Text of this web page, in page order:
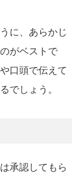
に、あらかじ
がベストで
口頭で伝えて
でしょう。
承認してもら